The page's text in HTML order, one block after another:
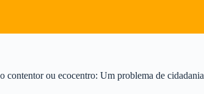
contentor ou ecocentro: Um problema de cidadania